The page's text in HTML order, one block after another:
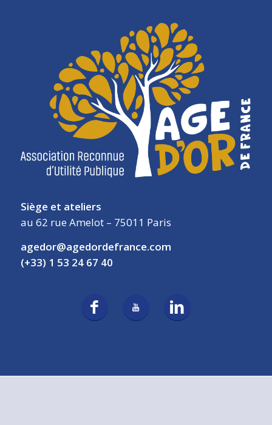
Siège et ateliers
au 62 rue Amelot – 75011 Paris
agedor@agedordefrance.com
(+33) 1 53 24 67 40